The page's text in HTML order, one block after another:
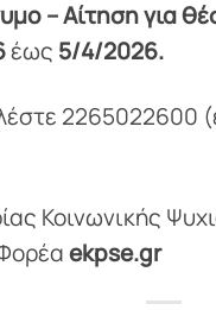
– Αίτηση για
έως 5/4/2026.
Κοινωνικής
ekpse.gr